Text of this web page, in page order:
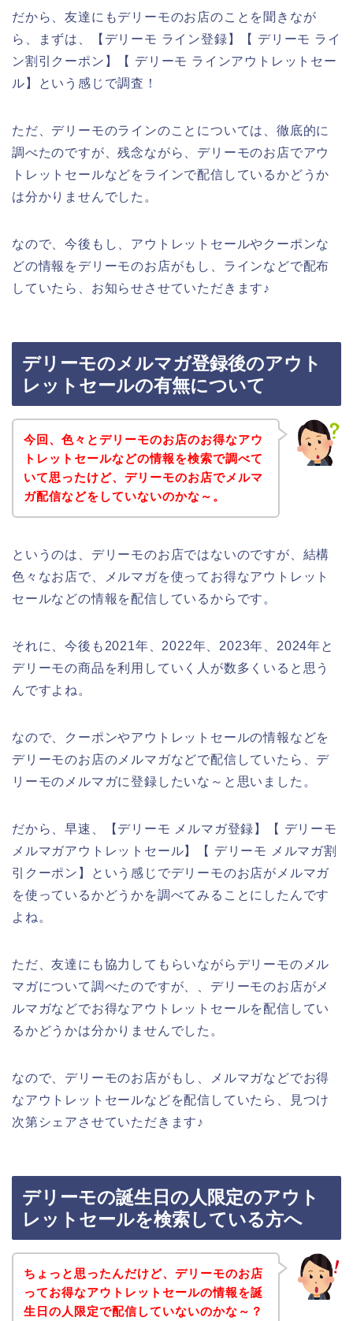
だから、友達にもデリーモのお店のことを聞きなが
ら、まずは、【デリーモ ライン登録】【 デリーモ ライ
ン割引クーポン】【 デリーモ ラインアウトレットセー
ル】という感じで調査！
ただ、デリーモのラインのことについては、徹底的に
調べたのですが、残念ながら、デリーモのお店でアウ
トレットセールなどをラインで配信しているかどうか
は分かりませんでした。
なので、今後もし、アウトレットセールやクーポンな
どの情報をデリーモのお店がもし、ラインなどで配布
していたら、お知らせさせていただきます♪
デリーモのメルマガ登録後のアウト
レットセールの有無について
今回、色々とデリーモのお店のお得なアウ
トレットセールなどの情報を検索で調べて
いて思ったけど、デリーモのお店でメルマ
ガ配信などをしていないのかな～。
というのは、デリーモのお店ではないのですが、結構
色々なお店で、メルマガを使ってお得なアウトレット
セールなどの情報を配信しているからです。
それに、今後も2021年、2022年、2023年、2024年と
デリーモの商品を利用していく人が数多くいると思う
んですよね。
なので、クーポンやアウトレットセールの情報などを
デリーモのお店のメルマガなどで配信していたら、デ
リーモのメルマガに登録したいな～と思いました。
だから、早速、【デリーモ メルマガ登録】【 デリーモ
メルマガアウトレットセール】【 デリーモ メルマガ割
引クーポン】という感じでデリーモのお店がメルマガ
を使っているかどうかを調べてみることにしたんです
よね。
ただ、友達にも協力してもらいながらデリーモのメル
マガについて調べたのですが、、デリーモのお店がメ
ルマガなどでお得なアウトレットセールを配信してい
るかどうかは分かりませんでした。
なので、デリーモのお店がもし、メルマガなどでお得
なアウトレットセールなどを配信していたら、見つけ
次第シェアさせていただきます♪
デリーモの誕生日の人限定のアウト
レットセールを検索している方へ
ちょっと思ったんだけど、デリーモのお店
ってお得なアウトレットセールの情報を誕
生日の人限定で配信していないのかな～？